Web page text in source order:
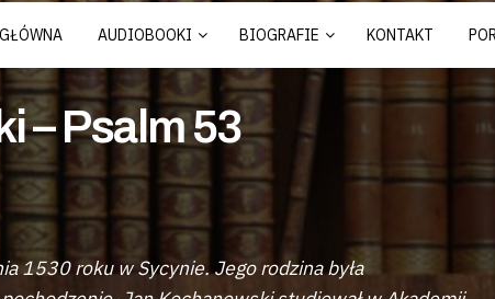
AUDIOBOOKI BIOGRAFIE KONTAKT
– Psalm 53
1530 roku w Sycynie. Jego rodzina była